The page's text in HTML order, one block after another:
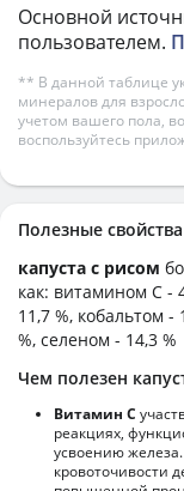
Основной
пользователем.
** В данной таблице
минералов для
учетом вашего пола,
воспользуйтесь
Полезные
капуста с рисом
как: витамином C -
11,7 %, кобальтом
%, селеном - 14,3 %
Чем полезен
Витамин С
реакциях,
усвоению
кровоточивости